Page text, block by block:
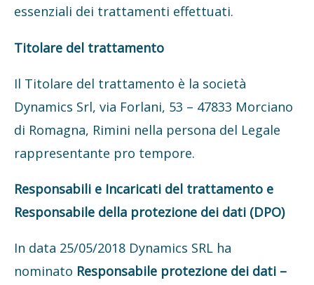
essenziali dei trattamenti effettuati.
Titolare del trattamento
Il Titolare del trattamento è la società
Dynamics Srl, via Forlani, 53 – 47833 Morciano
di Romagna, Rimini nella persona del Legale
rappresentante pro tempore.
Responsabili e Incaricati del trattamento e
Responsabile della protezione dei dati (DPO)
In data 25/05/2018 Dynamics SRL ha
nominato Responsabile protezione dei dati –